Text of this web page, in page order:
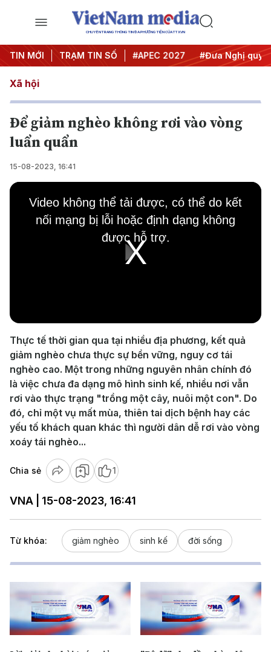
CHUYÊN TRANG THÔNG TIN ĐA PHƯƠNG TIỆN CỦA TTXVN
TIN MỚI TRẠM TIN SỐ
#Hội nghị Trung ương 3 #APEC 2027 #Đưa Nghị
Xã hội
Để giảm nghèo không rơi vào vòng
luẩn quẩn
15-08-2023, 16:41
Play
Video
This
window.
Video không thể tải được, có thể do kết
nối mạng bị lỗi hoặc định dạng không
được hỗ trợ.
Thực tế thời gian qua tại nhiều địa phương, kết quả
giảm nghèo chưa thực sự bền vững, nguy cơ tái
nghèo cao. Một trong những nguyên nhân chính đó
là việc chưa đa dạng mô hình sinh kế, nhiều nơi vẫn
rơi vào thực trạng "trồng một cây, nuôi một con". Do
đó, chỉ một vụ mất mùa, thiên tai dịch bệnh hay các
yếu tố khách quan khác thì người dân dễ rơi vào vòng
xoáy tái nghèo...
Chia sẻ 1
VNA | 15-08-2023, 16:41
Từ khóa: giảm nghèo sinh kế đời sống